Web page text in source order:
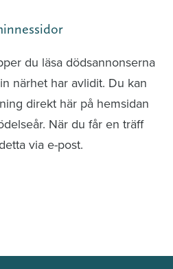
du läsa dödsannonserna
närhet har avlidit. Du kan
direkt här på hemsidan
När du får en träff
via e-post.